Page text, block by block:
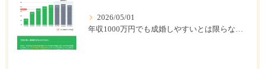
2026/05/01
年収1000万円でも成婚しやすいとは限らない? 「年収帯別の成婚率」のリアル